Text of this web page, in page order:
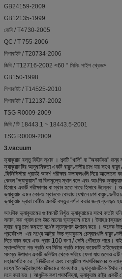
GB24159-2009
GB12135-1999
জেবি / T4730-2005
QC / T 755-2006
গিগাবাইট / T20734-2006
জিবি / T12716-2002 <60 ° সিলিং পাইপ থ্রেড>
GB150-1998
গিগাবাইট / T14525-2010
গিগাবাইট / T12137-2002
TSG R0009-2009
জিবি / টি 18443.1 ~ 18443.5-2001
TSG R0009-2009
3.vacuum
ভ্যাকুয়াম বস্তু বিহীন স্থান । শব্দটি "খালি" বা "অকার্যকর" জন্য
ভ্যাকুয়ামটির আনুমানিকতা একটি বায়ুমণ্ডলীয় চাপ যার সাথে
.ফিজিসিস্টরা প্রায়ই আদর্শ পরীক্ষার ফলাফলগুলি নিয়ে আলোচনা
কেবল "ভ্যাকুয়াম" বা বিনামূল্যে স্থান বলে এবং আংশিক
হিসাবে একটি পরীক্ষাগার বা স্থান হতে পারে হিসাবে উল্লেখ ।
ভ্যাকুয়াম এমন কোনও স্থানকে বোঝায় যেখানে চাপ বায়ুমণ্ডলীয়
ভ্যাকুয়াম দ্বারা বেষ্টিত একটি বস্তুর বর্ণনা করার জন্য ব্যবহৃত
আংশিক ভ্যাকুয়ামের গুণমানটি নিখুঁত ভ্যাকুয়ামের সাথে কতটা
সমান, কম গ্যাস চাপ উচ্চ মানের ভ্যাকুয়াম মানে।
দ্বারা বায়ু চাপ কমাতে যথেষ্ট স্তন্যপান উত্পাদন করে । অনেক
প্রকৌশল -এর মধ্যে আল্ট্রা-উচ্চ ভ্যাকুয়াম চেম্বারগুলি
নিচে কাজ করে এবং প্রায় 100 কণা / সেমি পৌঁছতে পারে।
স্থানগুলিতে গড় প্রতি ঘন মিটার প্রতি মাত্র কয়েকটি
সমস্ত উপাদান একটি ভলিউম থেকে সরিয়ে ফেলা যায় তবেও এটি
মহাজাগতিক রে , নিউট্রিনো এবং কোয়ান্টাম পদার্থবিজ্ঞানের
মধ্যে ইলেক্ট্রোম্যাগনেটিজমের গবেষণায় , ভ্যাকুয়ামটিকে ইথার
মনে করা হয় । আধুনিক কণা পদার্থবিদ্যা, ভ্যাকুয়াম রাষ্ট্র একটি